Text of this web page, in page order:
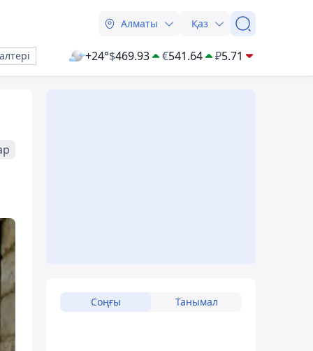
Алматы Қаз
+24°$469.93 €541.64 ₽5.71
Соңғы Танымал